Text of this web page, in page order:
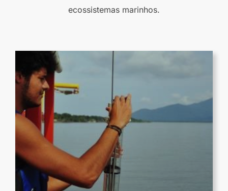
ecossistemas marinhos.